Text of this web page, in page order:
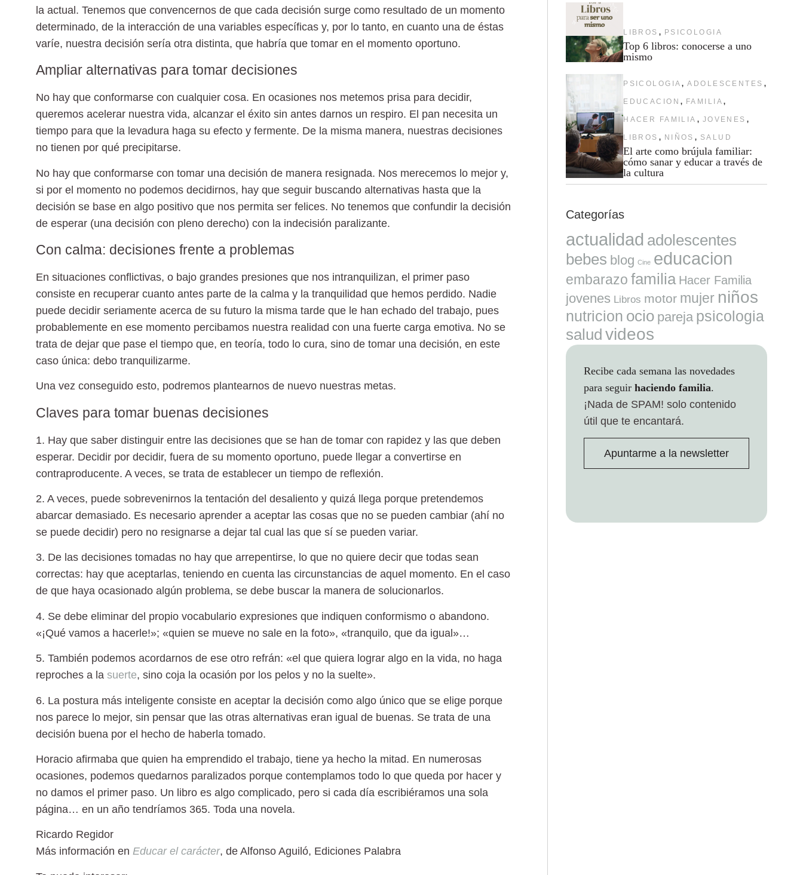
la actual. Tenemos que convencernos de que cada decisión surge como resultado de un momento
determinado, de la interacción de una variables específicas y, por lo tanto, en cuanto una de éstas
varíe, nuestra decisión sería otra distinta, que habría que tomar en el momento oportuno.
Ampliar alternativas para tomar decisiones
No hay que conformarse con cualquier cosa. En ocasiones nos metemos prisa para decidir,
queremos acelerar nuestra vida, alcanzar el éxito sin antes darnos un respiro. El pan necesita un
tiempo para que la levadura haga su efecto y fermente. De la misma manera, nuestras decisiones
no tienen por qué precipitarse.
No hay que conformarse con tomar una decisión de manera resignada. Nos merecemos lo mejor y,
si por el momento no podemos decidirnos, hay que seguir buscando alternativas hasta que la
decisión se base en algo positivo que nos permita ser felices. No tenemos que confundir la decisión
de esperar (una decisión con pleno derecho) con la indecisión paralizante.
Con calma: decisiones frente a problemas
En situaciones conflictivas, o bajo grandes presiones que nos intranquilizan, el primer paso
consiste en recuperar cuanto antes parte de la calma y la tranquilidad que hemos perdido. Nadie
puede decidir seriamente acerca de su futuro la misma tarde que le han echado del trabajo, pues
probablemente en ese momento percibamos nuestra realidad con una fuerte carga emotiva. No se
trata de dejar que pase el tiempo que, en teoría, todo lo cura, sino de tomar una decisión, en este
caso única: debo tranquilizarme.
Una vez conseguido esto, podremos plantearnos de nuevo nuestras metas.
Claves para tomar buenas decisiones
1. Hay que saber distinguir entre las decisiones que se han de tomar con rapidez y las que deben
esperar. Decidir por decidir, fuera de su momento oportuno, puede llegar a convertirse en
contraproducente. A veces, se trata de establecer un tiempo de reflexión.
2. A veces, puede sobrevenirnos la tentación del desaliento y quizá llega porque pretendemos
abarcar demasiado. Es necesario aprender a aceptar las cosas que no se pueden cambiar (ahí no
se puede decidir) pero no resignarse a dejar tal cual las que sí se pueden variar.
3. De las decisiones tomadas no hay que arrepentirse, lo que no quiere decir que todas sean
correctas: hay que aceptarlas, teniendo en cuenta las circunstancias de aquel momento. En el caso
de que haya ocasionado algún problema, se debe buscar la manera de solucionarlos.
4. Se debe eliminar del propio vocabulario expresiones que indiquen conformismo o abandono.
«¡Qué vamos a hacerle!»; «quien se mueve no sale en la foto», «tranquilo, que da igual»…
5. También podemos acordarnos de ese otro refrán: «el que quiera lograr algo en la vida, no haga
reproches a la suerte, sino coja la ocasión por los pelos y no la suelte».
6. La postura más inteligente consiste en aceptar la decisión como algo único que se elige porque
nos parece lo mejor, sin pensar que las otras alternativas eran igual de buenas. Se trata de una
decisión buena por el hecho de haberla tomado.
Horacio afirmaba que quien ha emprendido el trabajo, tiene ya hecho la mitad. En numerosas
ocasiones, podemos quedarnos paralizados porque contemplamos todo lo que queda por hacer y
no damos el primer paso. Un libro es algo complicado, pero si cada día escribiéramos una sola
página… en un año tendríamos 365. Toda una novela.
Ricardo Regidor
Más información en Educar el carácter, de Alfonso Aguiló, Ediciones Palabra
LIBROS , PSICOLOGIA
Top 6 libros: conocerse a uno
mismo
PSICOLOGIA , ADOLESCENTES ,
EDUCACION , FAMILIA ,
HACER FAMILIA , JOVENES ,
LIBROS , NIÑOS , SALUD
El arte como brújula familiar:
cómo sanar y educar a través de
la cultura
Categorías
actualidad adolescentes
bebes blog Cine educacion
embarazo familia Hacer Familia
jovenes Libros motor mujer niños
nutricion ocio pareja psicologia
salud videos
Recibe cada semana las novedades
para seguir haciendo familia.
¡Nada de SPAM! solo contenido
útil que te encantará.
Apuntarme a la newsletter